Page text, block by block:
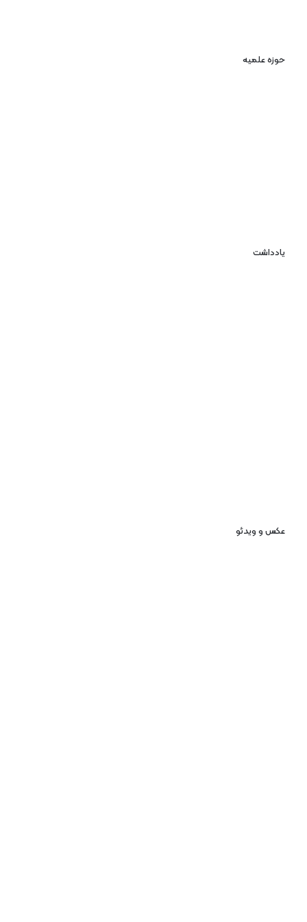
حوزه علمیه
یادداشت
عکس و ویدئو